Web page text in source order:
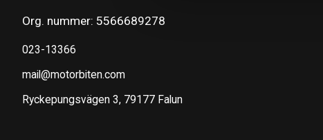
Org. nummer: 5566689278
023-13366
mail@motorbiten.com
Ryckepungsvägen 3, 79177 Falun